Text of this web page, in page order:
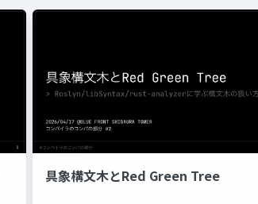
具象構文木とRed Green Tree